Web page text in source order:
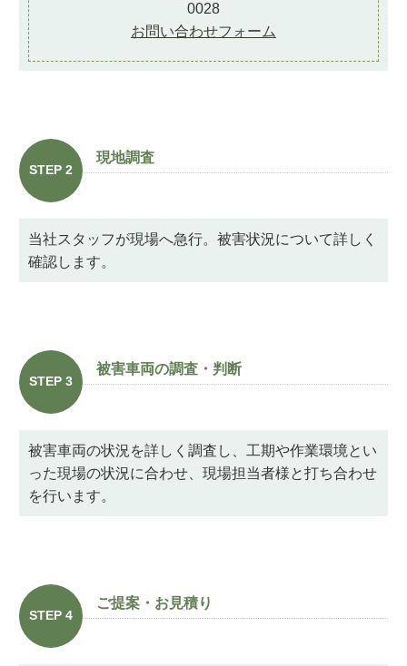
0028
お問い合わせフォーム
STEP 2
現地調査
当社スタッフが現場へ急行。被害状況について詳しく
確認します。
STEP 3
被害車両の調査・判断
被害車両の状況を詳しく調査し、工期や作業環境とい
った現場の状況に合わせ、現場担当者様と打ち合わせ
を行います。
STEP 4
ご提案・お見積り